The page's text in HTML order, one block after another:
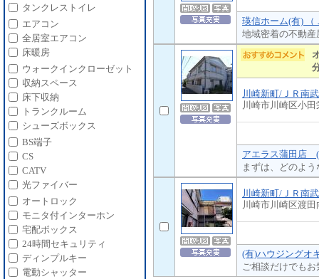
瑛信ホーム(有) （
地域密着の不動
川崎新町/ＪＲ南
川崎市川崎区小田
アエラス蒲田店 (
まずは、どのよ
川崎新町/ＪＲ南
川崎市川崎区渡田
(有)ハウジングオ
ご相談だけでも
タンクレストイレ
エアコン
全居室エアコン
床暖房
ウォークインクローゼット
収納スペース
床下収納
トランクルーム
シューズボックス
BS端子
CS
CATV
光ファイバー
オートロック
モニタ付インターホン
宅配ボックス
24時間セキュリティ
ディンプルキー
電動シャッター